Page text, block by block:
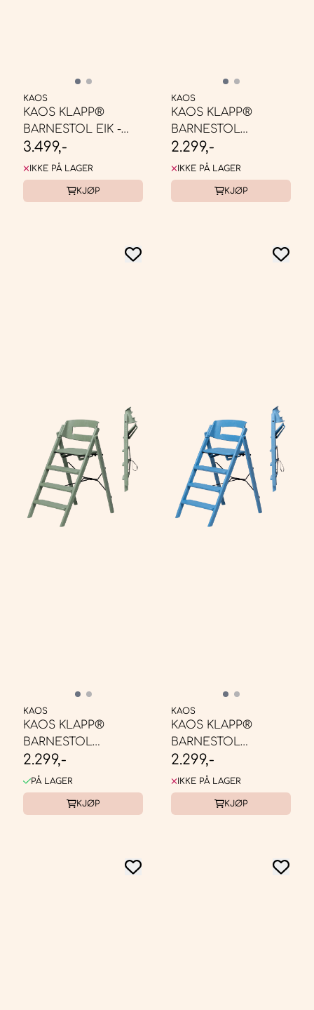
KAOS
KAOS KLAPP®
BARNESTOL EIK -
SVART
3.499,-
IKKE PÅ LAGER
KJØP
KAOS
KAOS KLAPP®
BARNESTOL
RESIRKULERT -
CHARCOAL ...
2.299,-
IKKE PÅ LAGER
KJØP
KAOS
KAOS KLAPP®
BARNESTOL
RESIRKULERT -
MINERAL GREEN
2.299,-
PÅ LAGER
KJØP
KAOS
KAOS KLAPP®
BARNESTOL
RESIRKULERT -
SWEDISH BLUE
2.299,-
IKKE PÅ LAGER
KJØP